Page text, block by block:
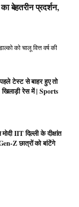
बेहतरीन प्रदर्शन,
को चालू वित्त वर्ष की
टेस्ट से बाहर हुए तो
रेस में | Sports
IIT दिल्ली के दीक्षांत
Z छात्रों को बांटेंगे